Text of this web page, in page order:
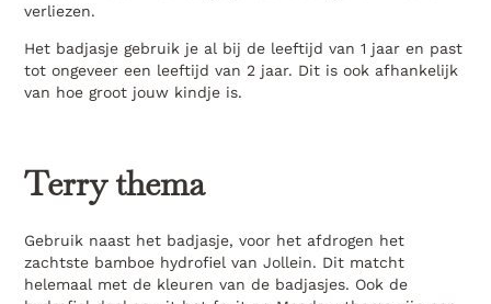
verliezen.
Het badjasje gebruik je al bij de leeftijd van 1 jaar en past
tot ongeveer een leeftijd van 2 jaar. Dit is ook afhankelijk
van hoe groot jouw kindje is.
Terry thema
Gebruik naast het badjasje, voor het afdrogen het
zachtste bamboe hydrofiel van Jollein. Dit matcht
helemaal met de kleuren van de badjasjes. Ook de